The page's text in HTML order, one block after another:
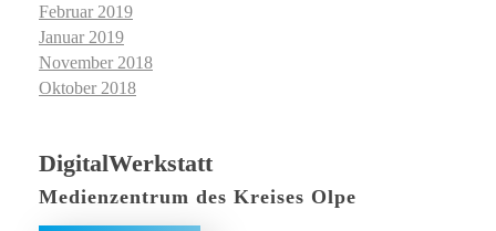
Februar 2019
Januar 2019
November 2018
Oktober 2018
DigitalWerkstatt
Medienzentrum des Kreises Olpe